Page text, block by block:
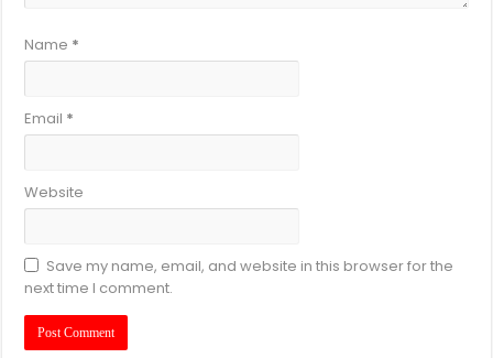
Name *
Email *
Website
Save my name, email, and website in this browser for the
next time I comment.